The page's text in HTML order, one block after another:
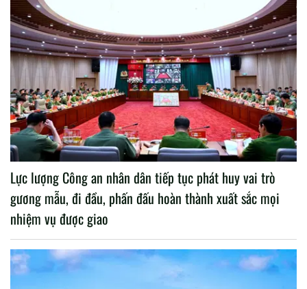
Lực lượng Công an nhân dân tiếp tục phát huy vai trò
gương mẫu, đi đầu, phấn đấu hoàn thành xuất sắc mọi
nhiệm vụ được giao